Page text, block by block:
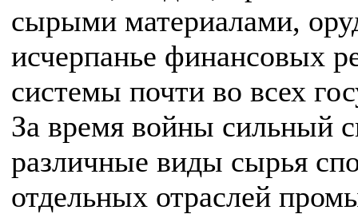
сырыми материалами,
исчерпанье финансовых
системы почти во всех
За время войны сильный
различные виды сырья
отдельных отраслей